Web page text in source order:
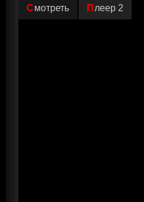
Смотреть Плеер 2